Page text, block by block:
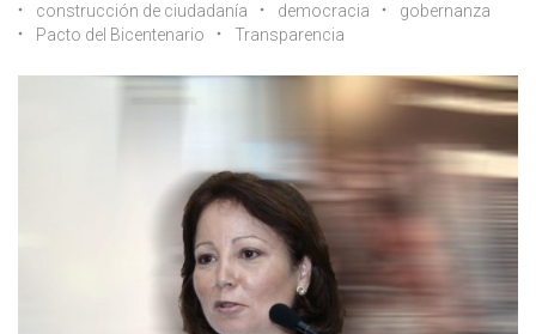
construcción de ciudadanía
democracia
gobernanza
Pacto del Bicentenario
Transparencia